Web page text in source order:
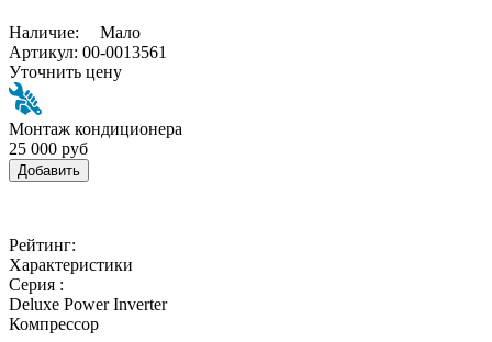
Наличие:
Мало
Артикул: 00-0013561
Уточнить цену
Монтаж кондиционера
25 000 руб
Добавить
Рейтинг:
Характеристики
Серия :
Deluxe Power Inverter
Компрессор